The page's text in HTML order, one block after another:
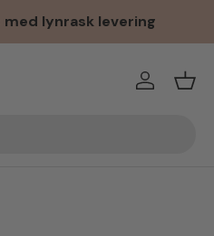
med lynrask levering
Logg inn